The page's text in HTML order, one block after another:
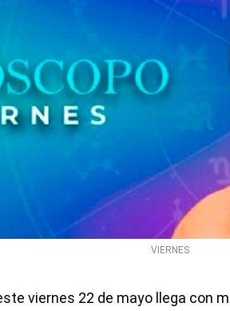
VIERNES
viernes 22 de mayo llega con